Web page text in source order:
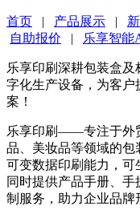
首页 | 产品展示 |
自助报价 | 乐享智能
乐享印刷深耕包装盒
字化生产设备，为客
案！
乐享印刷——专注于外
品、美妆品等领域的
可变数据印刷能力，可
同时提供产品手册、
制服务，助力企业品牌